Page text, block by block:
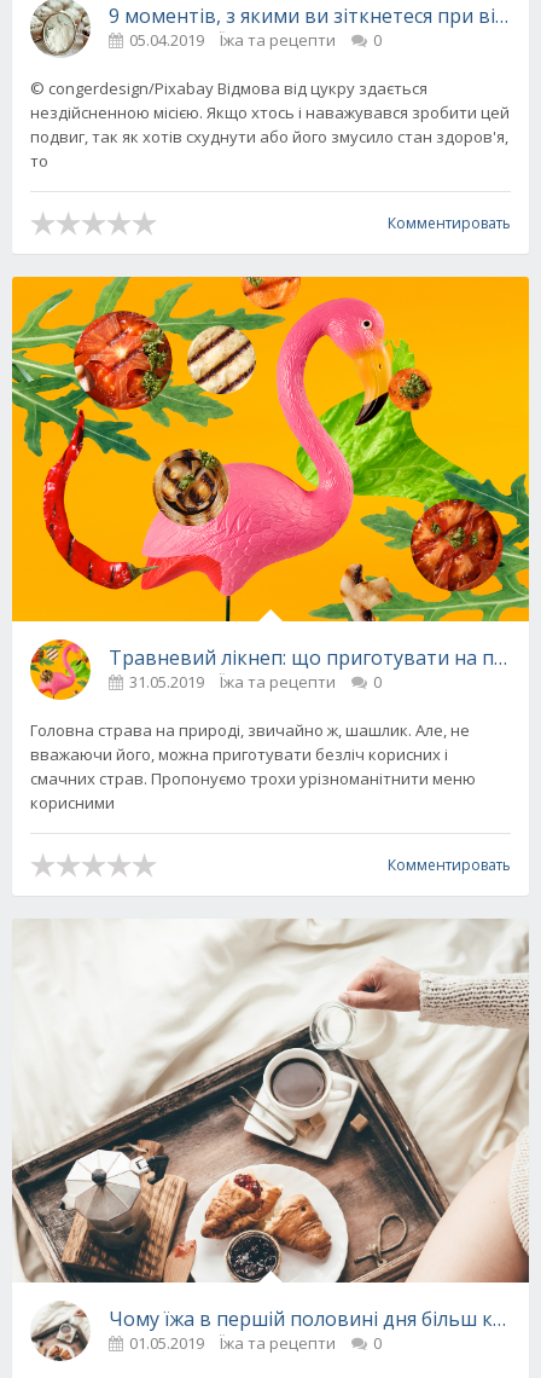
9 моментів, з якими ви зіткнетеся при
05.04.2019 Їжа та рецепти 0
© congerdesign/Pixabay Відмова від цукру здається
нездійсненною місією. Якщо хтось і наважувався зробити цей
подвиг, так як хотів схуднути або його змусило стан здоров'я,
то
Комментировать
Травневий лікнеп: що приготувати на
31.05.2019 Їжа та рецепти 0
Головна страва на природі, звичайно ж, шашлик. Але, не
вважаючи його, можна приготувати безліч корисних і
смачних страв. Пропонуємо трохи урізноманітнити меню
корисними
Комментировать
Чому їжа в першій половині дня більш
01.05.2019 Їжа та рецепти 0